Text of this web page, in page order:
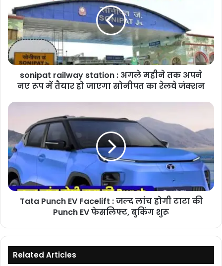
अगले
महीने
तक
अपने
नए
हो
रेलवे
जंक्शन
sonipat railway station : अगले महीने तक अपने
नए रूप में तैयार हो जाएगा सोनीपत का रेलवे जंक्शन
Tata
Facelift
:
जल्द
लांच
होगी
टाटा
शुरू
Tata Punch EV Facelift : जल्द लांच होगी टाटा की
Punch EV फेसलिफ्ट, बुकिंग शुरू
Related Articles